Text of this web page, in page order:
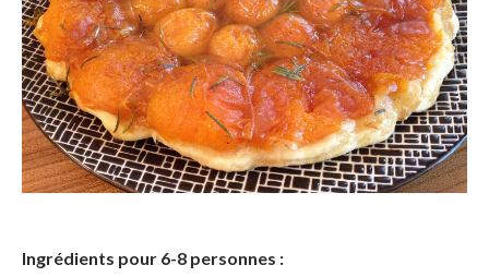
Ingrédients pour 6-8 personnes :